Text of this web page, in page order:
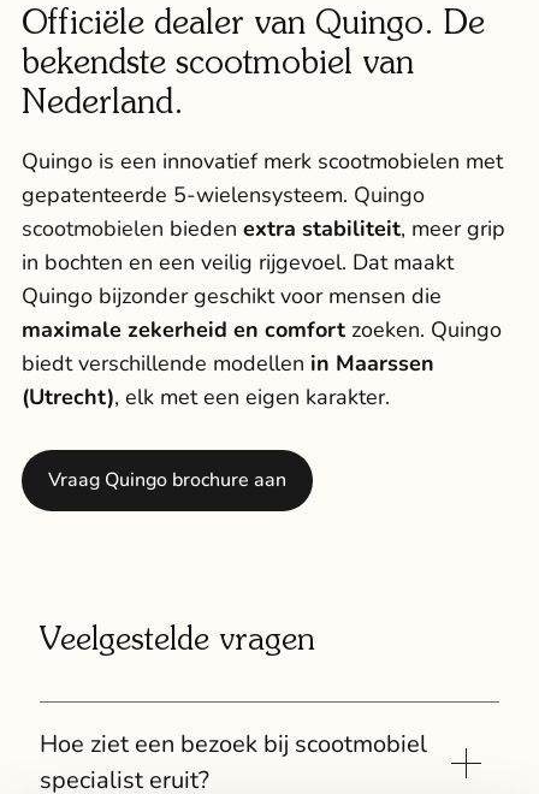
Officiële dealer van Quingo. De
bekendste scootmobiel van
Nederland.
Quingo is een innovatief merk scootmobielen met
gepatenteerde 5-wielensysteem. Quingo
scootmobielen bieden extra stabiliteit, meer grip
in bochten en een veilig rijgevoel. Dat maakt
Quingo bijzonder geschikt voor mensen die
maximale zekerheid en comfort zoeken. Quingo
biedt verschillende modellen in Maarssen
(Utrecht), elk met een eigen karakter.
Vraag Quingo brochure aan
Veelgestelde vragen
Hoe ziet een bezoek bij scootmobiel
specialist eruit?